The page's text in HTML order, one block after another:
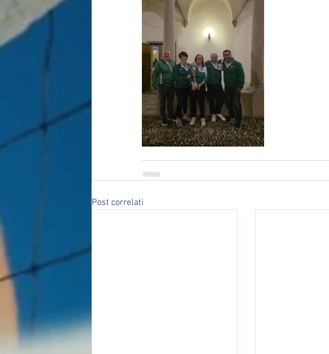
Post correlati